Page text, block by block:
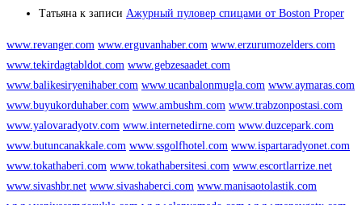
Татьяна к записи Ажурный пуловер спицами от Boston Proper
www.revanger.com www.erguvanhaber.com www.erzurumozelders.com
www.tekirdagtabldot.com www.gebzesaadet.com
www.balikesiryenihaber.com www.ucanbalonmugla.com www.aymaras.com
www.buyukorduhaber.com www.ambushm.com www.trabzonpostasi.com
www.yalovaradyotv.com www.internetedirne.com www.duzcepark.com
www.butuncanakkale.com www.ssgolfhotel.com www.ispartaradyonet.com
www.tokathaberi.com www.tokathabersitesi.com www.escortlarrize.net
www.sivashbr.net www.sivashaberci.com www.manisaotolastik.com